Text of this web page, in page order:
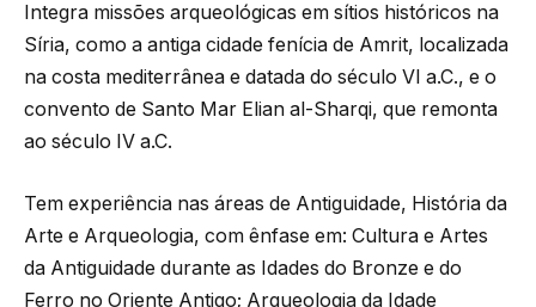
Integra missões arqueológicas em sítios históricos na
Síria, como a antiga cidade fenícia de Amrit, localizada
na costa mediterrânea e datada do século VI a.C., e o
convento de Santo Mar Elian al-Sharqi, que remonta
ao século IV a.C.
Tem experiência nas áreas de Antiguidade, História da
Arte e Arqueologia, com ênfase em: Cultura e Artes
da Antiguidade durante as Idades do Bronze e do
Ferro no Oriente Antigo; Arqueologia da Idade